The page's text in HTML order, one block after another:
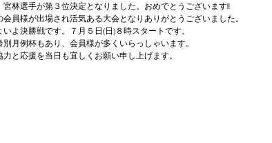
宮林選手が第３位決定となりました。おめでとうございます!!
会員様が出場され活気ある大会となりありがとうございました。
いよ決勝戦です。７月５日(日)８時スタートです。
別月例杯もあり、会員様が多くいらっしゃいます。
力と応援を当日も宜しくお願い申し上げます。